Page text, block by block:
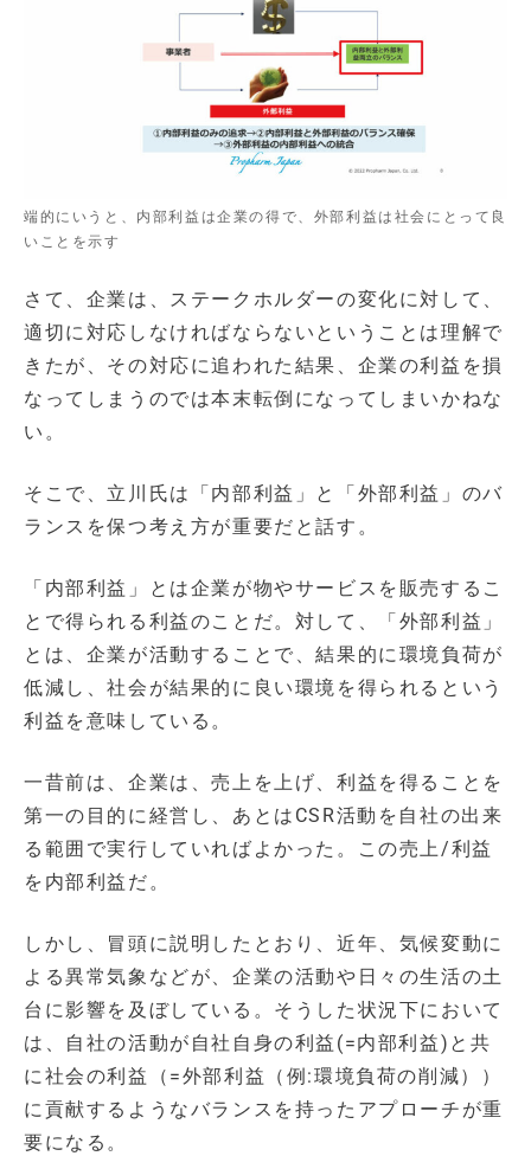
端的にいうと、内部利益は企業の得で、外部利益は社会にとって良
いことを示す
さて、企業は、ステークホルダーの変化に対して、
適切に対応しなければならないということは理解で
きたが、その対応に追われた結果、企業の利益を損
なってしまうのでは本末転倒になってしまいかねな
い。
そこで、立川氏は「内部利益」と「外部利益」のバ
ランスを保つ考え方が重要だと話す。
「内部利益」とは企業が物やサービスを販売するこ
とで得られる利益のことだ。対して、「外部利益」
とは、企業が活動することで、結果的に環境負荷が
低減し、社会が結果的に良い環境を得られるという
利益を意味している。
一昔前は、企業は、売上を上げ、利益を得ることを
第一の目的に経営し、あとはCSR活動を自社の出来
る範囲で実行していればよかった。この売上/利益
を内部利益だ。
しかし、冒頭に説明したとおり、近年、気候変動に
よる異常気象などが、企業の活動や日々の生活の土
台に影響を及ぼしている。そうした状況下において
は、自社の活動が自社自身の利益(=内部利益)と共
に社会の利益（=外部利益（例:環境負荷の削減））
に貢献するようなバランスを持ったアプローチが重
要になる。